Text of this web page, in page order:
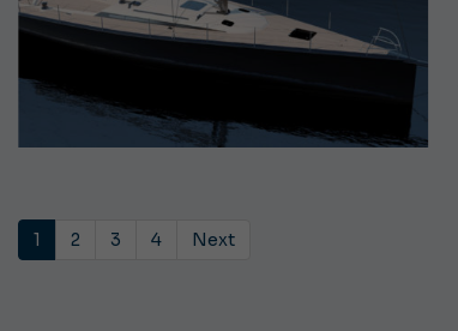
1 2 3 4 Next